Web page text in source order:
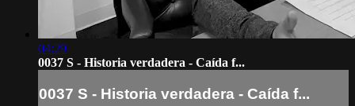
04:29
0037 S - Historia verdadera - Caída f...
0037 S - Historia verdadera - Caída f...